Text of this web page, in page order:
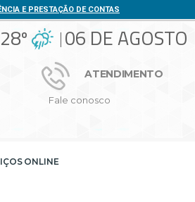
E PRESTAÇÃO DE CONTAS
28º 06 DE AGOSTO
ATENDIMENTO
Fale conosco
ONLINE